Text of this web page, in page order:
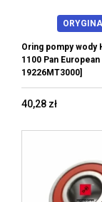
Oring pompy wody
1100 Pan European
19226MT3000]
40,28 zł